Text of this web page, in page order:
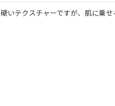
硬いテクスチャーですが、肌に乗